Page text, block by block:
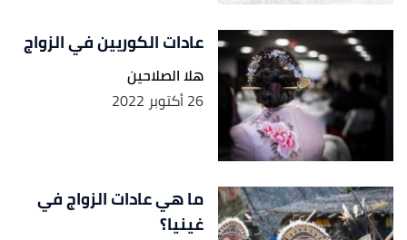
عادات الكوريين في الزواج
هلا الصلاحين
26 أكتوبر 2022
ما هي عادات الزواج في
غينيا؟